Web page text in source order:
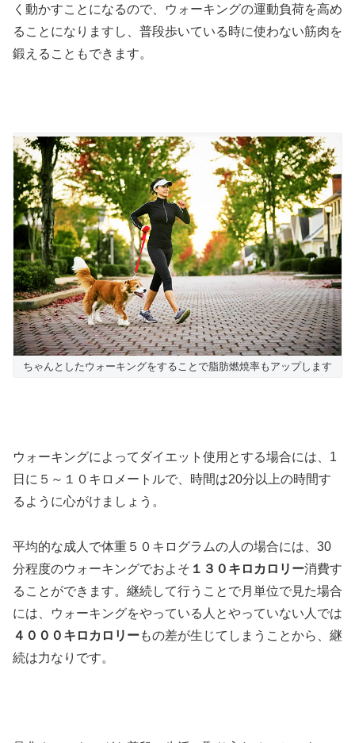
く動かすことになるので、ウォーキングの運動負荷を高め
ることになりますし、普段歩いている時に使わない筋肉を
鍛えることもできます。
ちゃんとしたウォーキングをすることで脂肪燃焼率もアップします
ウォーキングによってダイエット使用とする場合には、1
日に５～１０キロメートルで、時間は20分以上の時間す
るように心がけましょう。
平均的な成人で体重５０キログラムの人の場合には、30
分程度のウォーキングでおよそ １３０キロカロリー消費す
ることができます。継続して行うことで月単位で見た場合
には、ウォーキングをやっている人とやっていない人では
４０００キロカロリーもの差が生じてしまうことから、継
続は力なりです。